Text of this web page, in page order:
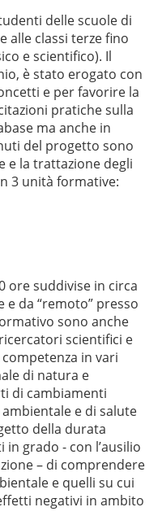
delle scuole di
alle classi terze fino
e scientifico). Il
è stato erogato con
e per favorire la
pratiche sulla
ma anche in
del progetto sono
e la trattazione degli
3 unità formative:
ore suddivise in circa
da “remoto” presso
sono anche
scientifici e
in vari
di natura e
di cambiamenti
e di salute
della durata
grado - con l’ausilio
– di comprendere
e quelli su cui
negativi in ambito